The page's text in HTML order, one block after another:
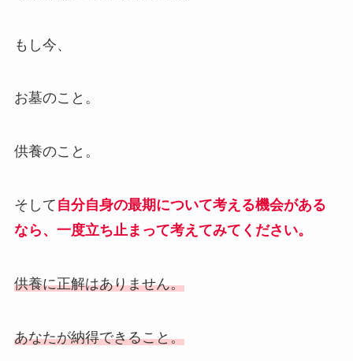
もし今、
お墓のこと。
供養のこと。
そして 自分自身の最期について考える機会がある
なら、一度立ち止まって考えてみてください。
供養に正解はありません。
あなたが納得できること。